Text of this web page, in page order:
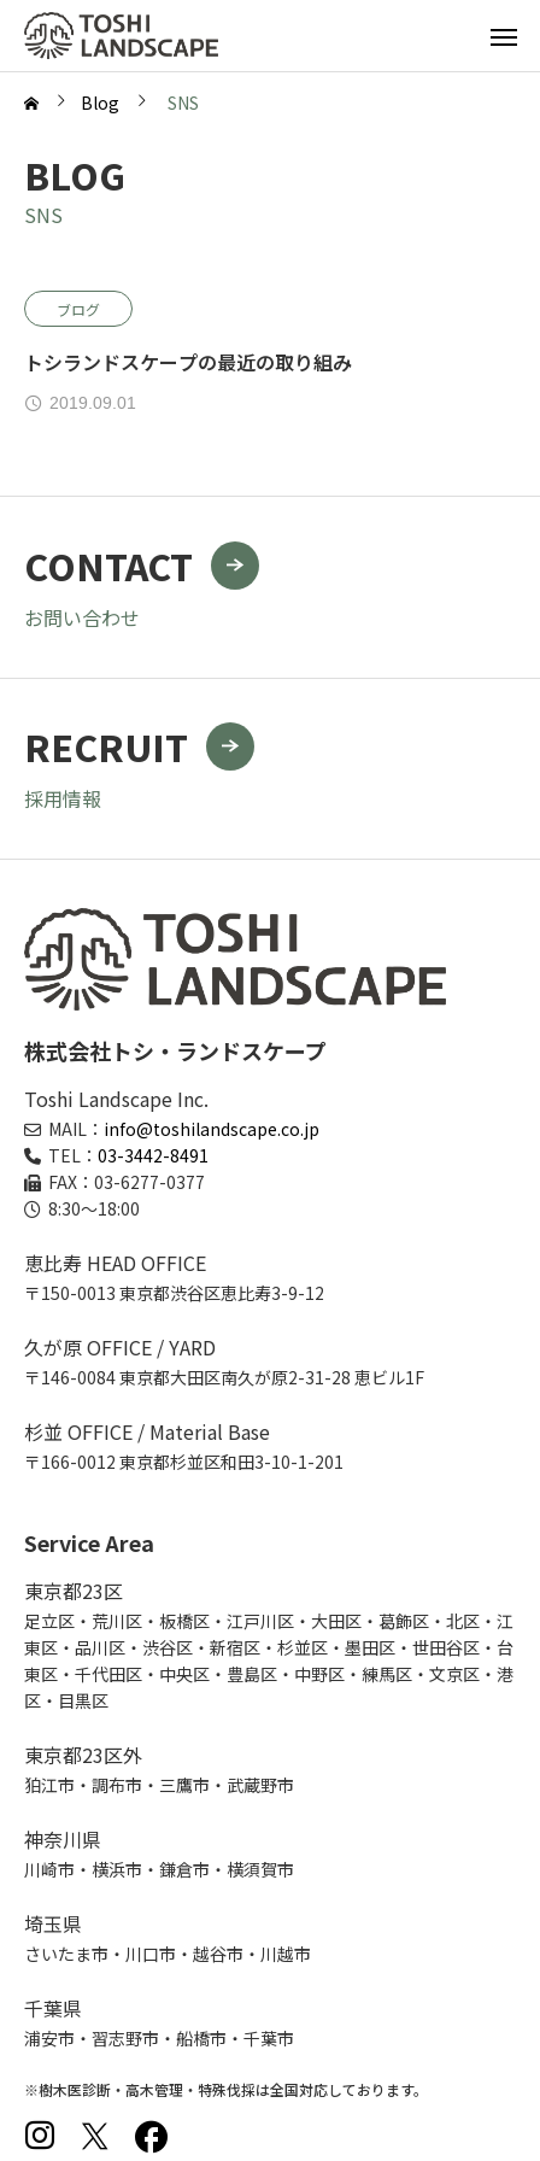
Blog SNS
BLOG
SNS
ブログ
トシランドスケープの最近の取り組み
2019.09.01
CONTACT
お問い合わせ
RECRUIT
採用情報
株式会社トシ・ランドスケープ
Toshi Landscape Inc.
MAIL： info@toshilandscape.co.jp
TEL： 03-3442-8491
FAX：03-6277-0377
8:30～18:00
恵比寿 HEAD OFFICE
〒150-0013 東京都渋谷区恵比寿3-9-12
久が原 OFFICE / YARD
〒146-0084 東京都大田区南久が原2-31-28 恵ビル1F
杉並 OFFICE / Material Base
〒166-0012 東京都杉並区和田3-10-1-201
Service Area
東京都23区
足立区・荒川区・板橋区・江戸川区・大田区・葛飾区・北区・江
東区・品川区・渋谷区・新宿区・杉並区・墨田区・世田谷区・台
東区・千代田区・中央区・豊島区・中野区・練馬区・文京区・港
区・目黒区
東京都23区外
狛江市・調布市・三鷹市・武蔵野市
神奈川県
川崎市・横浜市・鎌倉市・横須賀市
埼玉県
さいたま市・川口市・越谷市・川越市
千葉県
浦安市・習志野市・船橋市・千葉市
※樹木医診断・高木管理・特殊伐採は全国対応しております。